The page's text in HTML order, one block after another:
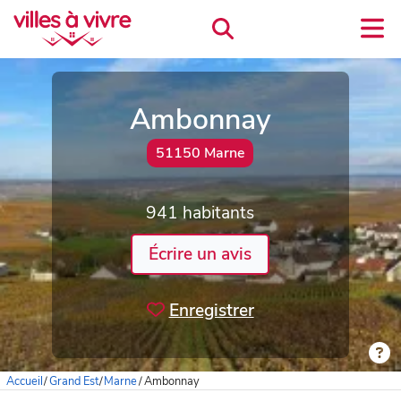
Ambonnay
51150 Marne
941 habitants
Écrire un avis
Enregistrer
Accueil/Grand Est/Marne/Ambonnay